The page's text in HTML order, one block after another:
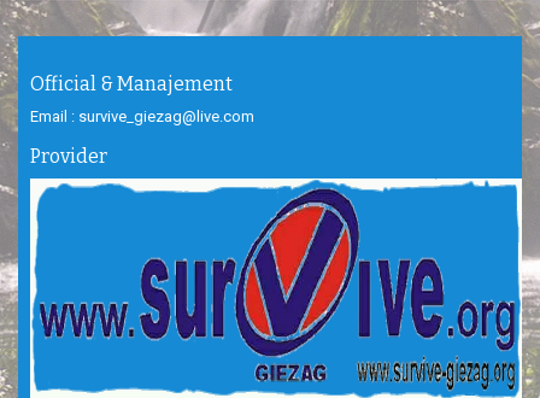
Official & Manajement
Email : survive_giezag@live.com
Provider